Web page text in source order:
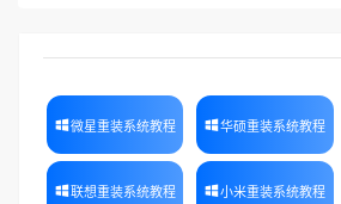
微星重装系统教程 华硕重装系统教程
联想重装系统教程 小米重装系统教程